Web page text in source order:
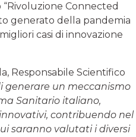
Connected
generato della pandemia
casi di innovazione
Responsabile Scientifico
generare un meccanismo
Sanitario italiano,
contribuendo nel
saranno valutati i diversi